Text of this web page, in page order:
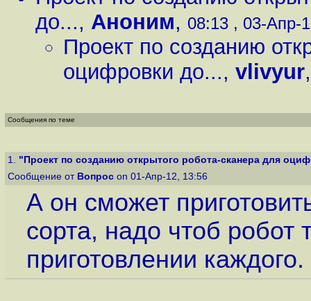
до..., Аноним, 08:13 , 03-Апр-
Проект по созданию
оцифровки до..., vlivyur
Сообщения по теме
1. "Проект по созданию открытого робота-сканера для
Сообщение от Вопрос on 01-Апр-12, 13:56
А он сможет
сорта, надо чтоб робот
приготовлении каждого.